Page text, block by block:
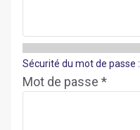
Sécurité du mot de passe :
Mot de passe *